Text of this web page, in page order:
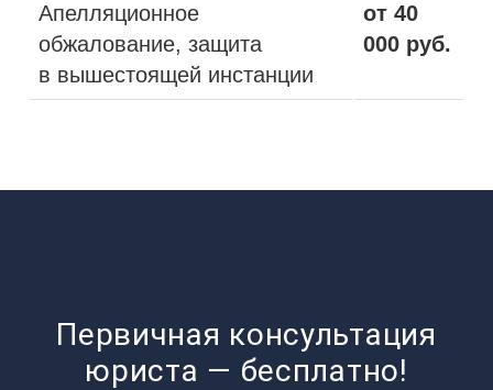
Апелляционное
обжалование, защита
в вышестоящей инстанции
от 40
000 руб.
Первичная консультация
юриста — бесплатно!